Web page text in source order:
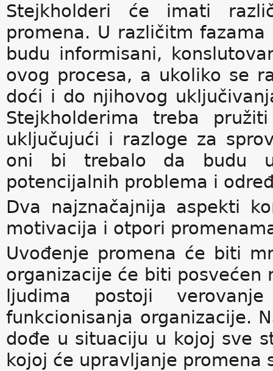
Stejkholderi će imati
promena. U različitm
budu informisani,
ovog procesa, a ukoliko se
doći i do njihovog
Stejkholderima treba
uključujući i razloge za
oni bi trebalo da budu
potencijalnih problema i
Dva najznačajnija aspekti
motivacija i otpori
Uvođenje promena će biti
organizacije će biti posvećen
ljudima postoji
funkcionisanja organizacije.
dođe u situaciju u kojoj sve
kojoj će upravljanje